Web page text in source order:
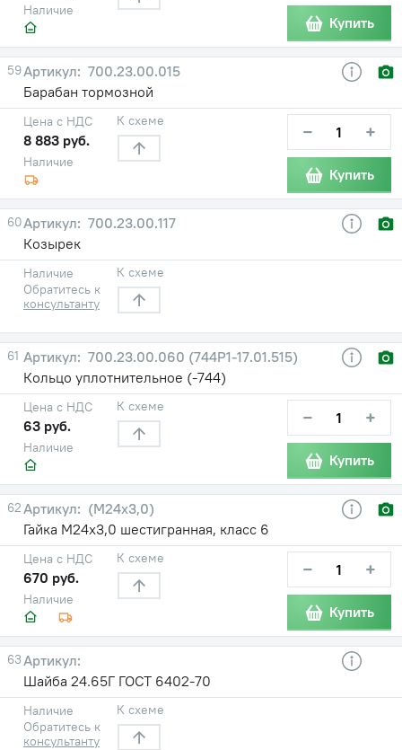
Наличие
Купить
59
700.23.00.015
Барабан тормозной
Наличие
Цена с НДС
8 883 руб.
К схеме − +
Купить
60
700.23.00.117
Козырек
Наличие
Обратитесь к
консультанту
К схеме
61
700.23.00.060 (744Р1-17.01.515)
Кольцо уплотнительное (-744)
Наличие
Цена с НДС
63 руб.
К схеме − +
Купить
62
(М24х3,0)
Гайка М24х3,0 шестигранная, класс 6
Наличие
Цена с НДС
670 руб.
К схеме − +
Купить
63
Шайба 24.65Г ГОСТ 6402-70
Наличие
Обратитесь к
консультанту
К схеме